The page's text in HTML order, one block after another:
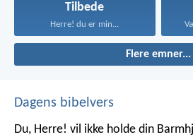
Tilbede
Herre! du er min...
Flere emner...
Dagens bibelvers
Du, Herre! vil ikke holde din